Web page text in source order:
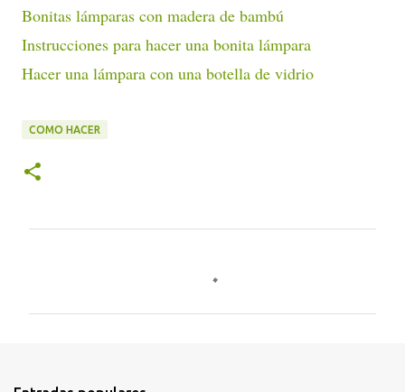
Bonitas lámparas con madera de bambú
Instrucciones para hacer una bonita lámpara
Hacer una lámpara con una botella de vidrio
COMO HACER
t